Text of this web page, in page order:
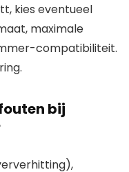
kies eventueel
maximale
compatibiliteit.
bij